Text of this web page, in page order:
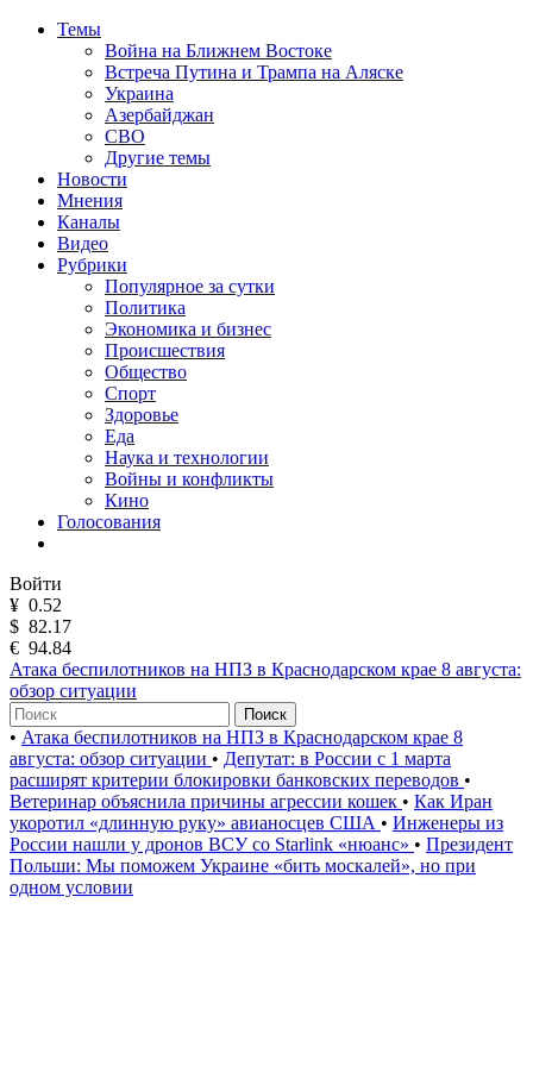
Темы
Война на Ближнем Востоке
Встреча Путина и Трампа на Аляске
Украина
Азербайджан
СВО
Другие темы
Новости
Мнения
Каналы
Видео
Рубрики
Популярное за сутки
Политика
Экономика и бизнес
Происшествия
Общество
Спорт
Здоровье
Еда
Наука и технологии
Войны и конфликты
Кино
Голосования
Войти
¥ 0.52
$ 82.17
€ 94.84
Атака беспилотников на НПЗ в Краснодарском крае 8 августа:
обзор ситуации
Поиск
• Атака беспилотников на НПЗ в Краснодарском крае 8
августа: обзор ситуации • Депутат: в России с 1 марта
расширят критерии блокировки банковских переводов •
Ветеринар объяснила причины агрессии кошек • Как Иран
укоротил «длинную руку» авианосцев США • Инженеры из
России нашли у дронов ВСУ со Starlink «нюанс» • Президент
Польши: Мы поможем Украине «бить москалей», но при
одном условии